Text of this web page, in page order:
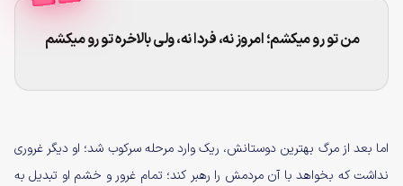
من تو رو میکشم؛ امروز نه، فردا نه، ولی بالاخره تو رو میکشم
اما بعد از مرگ بهترین دوستانش، ریک وارد مرحله سرکوب شد؛ او دیگر غروری
نداشت که بخواهد با آن مردمش را رهبر کند؛ تمام غرور و خشم او تبدیل به